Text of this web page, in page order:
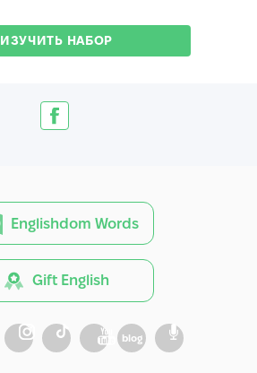
ИЗУЧИТЬ НАБОР
Englishdom Words
Gift English
blog